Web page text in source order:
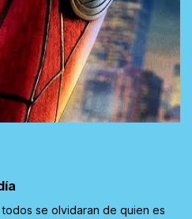
se olvidaran de quien es